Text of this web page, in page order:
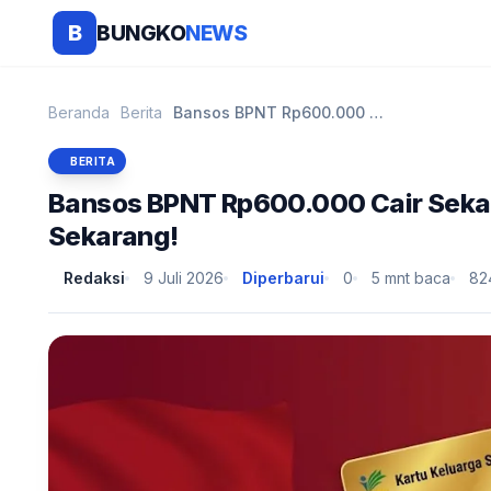
B BUNGKONEWS
Beranda Berita Bansos BPNT Rp600.000 Cair Sekaligus untuk Juli-Se...
BERITA
Bansos BPNT Rp600.000 Cair
Sekarang!
Redaksi 9 Juli 2026 Diperbarui 0 5 mnt baca